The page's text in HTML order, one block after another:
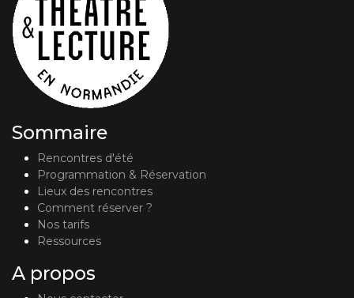
Sommaire
Rencontres d'été
Programmation & Réservation
Lieux des rencontres
Comment réserver ?
Nos tarifs
Ressources
A propos